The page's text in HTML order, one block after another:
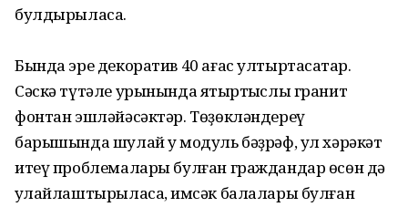
булдырыласаҡ.
Бында эре декоратив 40 ағас ултыртасаҡтар.
Сәскә түтәле урынында яҡтыртҡыслы гранит
фонтан эшләйәсәктәр. Төҙөкләндереү
барышында шулай уҡ модуль бәҙрәф, ул хәрәкәт
итеү проблемалары булған граждандар өсөн дә
ҡулайлаштырыласаҡ, имсәк балалары булған